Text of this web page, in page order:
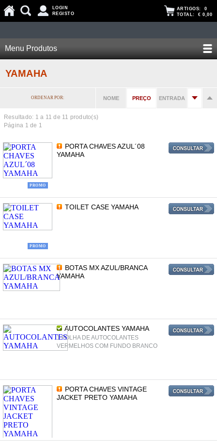
LOGIN
REGISTO
ARTIGOS: 0
TOTAL: € 0,00
Menu Produtos
YAMAHA
ORDENAR POR: NOME PREÇO ENTRADA
Resultado: 1 a 11 de 11 produto(s)
Página 1 de 1
PROMO
PORTA CHAVES AZUL´08
YAMAHA
PROMO
TOILET CASE YAMAHA
BOTAS MX AZUL/BRANCA
YAMAHA
AUTOCOLANTES YAMAHA
1 FOLHA DE AUTOCOLANTES
VERMELHOS COM FUNDO BRANCO
PORTA CHAVES VINTAGE
JACKET PRETO YAMAHA